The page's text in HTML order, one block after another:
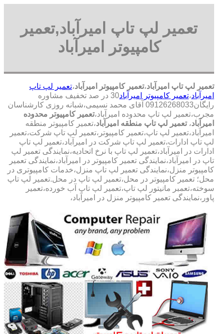
تعمیر لپ تاپ امیرآباد,تعمیر
کامپیوتر امیرآباد
تعمیر لپ تاپ امیرآباد،تعمیر کامپیوتر امیرآباد،تعمیر لپ تاپ
امیرآباد،تعمیر کامپیوتر امیرآباد
30 در صد تخفیف مشاوره
رایگان09126268033 آقای محمد نسیمی،شبانه روزی کارشناسان
مجرب،تعمیر لپ تاپ محدوده امیرآباد،تعمیر کامپیوتر محدوده
امیرآباد، تعمیر لپ تاپ منطقه امیرآباد،تعمیر کامپیوتر منطقه
امیرآباد،تعمیر لپ تاپ،تعمیر کامپیوتر،تعمیر لپ تاپ شرکت،تعمیر
لپ تاپ ادارات،تعمیر لپ تاپ شرکت در امیرآباد،تعمیر لپ تاپ
ادارات در امیرآباد،تعمیر لپ تاپ با نرخ اتحادیه،نمایندگی تعمیر لپ
تاپ در امیرآباد،نمایندگی تعمیر کامپیوتر در امیرآباد،نمایندگی تعمیر
کامپیوتر منزل،نمایندگی تعمیر لپ تاپ منزل،خدمات کامپیوتری در
محل؛ تعمیر کامپیوتر در محل،تعمیر لپ تاپ در محل.تعمیر لپ تاپ
سوخته،تعمبر مانیتور لپ تاپ،تعمیر لپ تاپ آب خورده،تعمیر
پاور،نمایندگی تعمیر کامپیوتر منزل در امیرآباد،